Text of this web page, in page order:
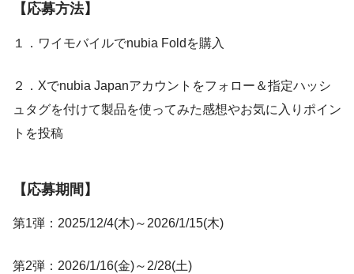
【応募方法】
１．ワイモバイルでnubia Foldを購入
２．Xでnubia Japanアカウントをフォロー＆指定ハッシ
ュタグを付けて製品を使ってみた感想やお気に入りポイン
トを投稿
【応募期間】
第1弾：2025/12/4(木)～2026/1/15(木)
第2弾：2026/1/16(金)～2/28(土)